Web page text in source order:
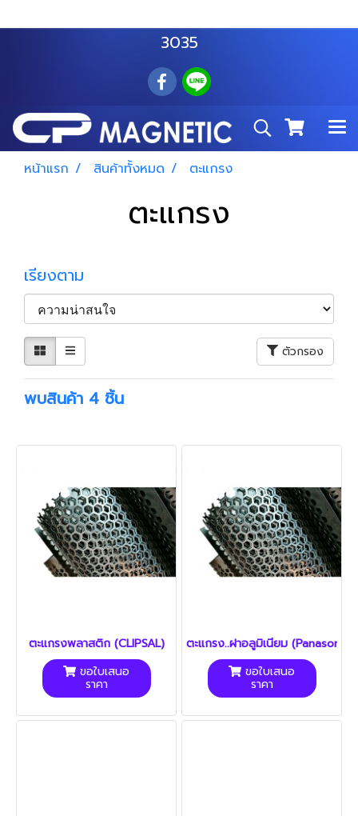
3035
หน้าแรก สินค้าทั้งหมด ตะแกรง
ตะแกรง
เรียงตาม
ตัวกรอง
พบสินค้า 4 ชิ้น
ตะแกรงพลาสติก (CLIPSAL)
ขอใบเสนอ
ราคา
ตะแกรง..ฝาอลูมิเนียม (Panasonic)
ขอใบเสนอ
ราคา